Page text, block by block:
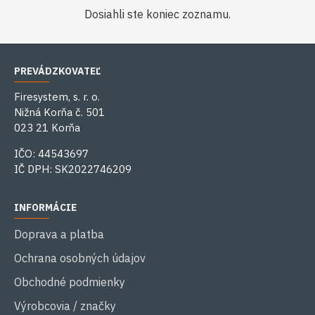
Dosiahli ste koniec zoznamu.
PREVÁDZKOVATEĽ
Firesystem, s. r. o.
Nižná Korňa č. 501
023 21 Korňa
IČO: 44543697
IČ DPH: SK2022746209
INFORMÁCIE
Doprava a platba
Ochrana osobných údajov
Obchodné podmienky
Výrobcovia / značky